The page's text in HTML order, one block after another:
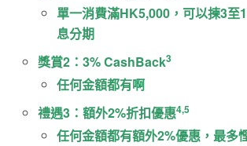
單一消費滿HK5,000，可以揀3至
息分期
獎賞2：3% CashBack3
任何金額都有啊
禮遇3：額外2%折扣優惠4,5
任何金額都有額外2%優惠，最多